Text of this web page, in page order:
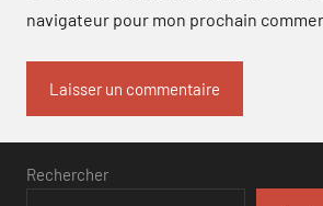
navigateur pour mon prochain
Rechercher